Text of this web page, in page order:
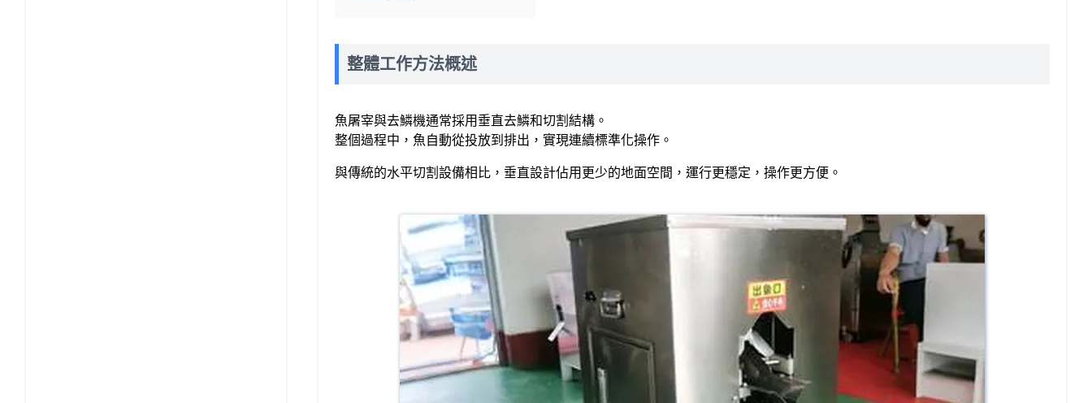
整體工作方法概述
魚屠宰與去鱗機通常採用垂直去鱗和切割結構。
整個過程中，魚自動從投放到排出，實現連續標準化操作。
與傳統的水平切割設備相比，垂直設計佔用更少的地面空間，運行更穩定，操作更方便。